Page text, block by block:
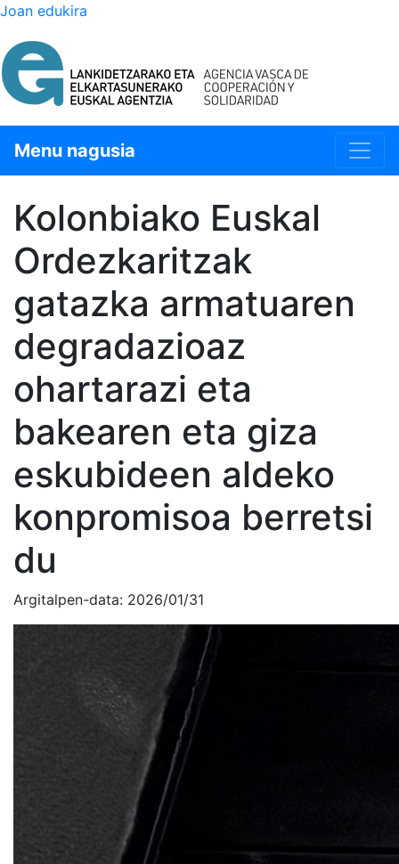
Joan edukira
Menu nagusia
Kolonbiako Euskal
Ordezkaritzak
gatazka armatuaren
degradazioaz
ohartarazi eta
bakearen eta giza
eskubideen aldeko
konpromisoa berretsi
du
Argitalpen-data: 2026/01/31